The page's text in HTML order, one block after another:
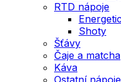
RTD nápoje
Shoty
Šťávy
Čaje a matcha
Káva
Ostatní nápoje